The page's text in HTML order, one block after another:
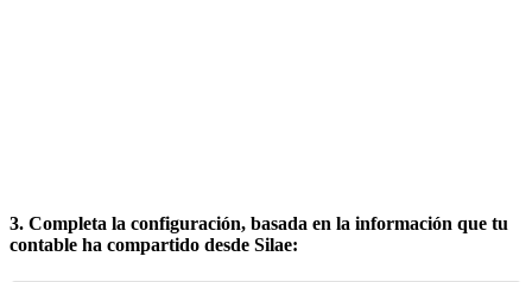
3. Completa la configuración, basada en la información que tu
contable ha compartido desde Silae: